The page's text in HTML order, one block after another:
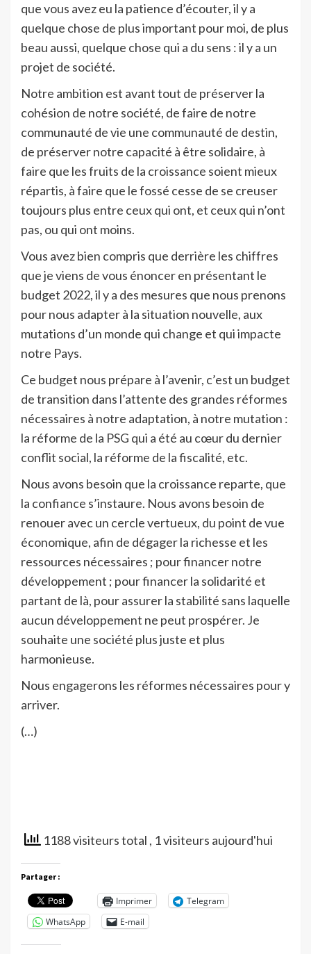
que vous avez eu la patience d’écouter, il y a
quelque chose de plus important pour moi, de plus
beau aussi, quelque chose qui a du sens : il y a un
projet de société.
Notre ambition est avant tout de préserver la
cohésion de notre société, de faire de notre
communauté de vie une communauté de destin,
de préserver notre capacité à être solidaire, à
faire que les fruits de la croissance soient mieux
répartis, à faire que le fossé cesse de se creuser
toujours plus entre ceux qui ont, et ceux qui n’ont
pas, ou qui ont moins.
Vous avez bien compris que derrière les chiffres
que je viens de vous énoncer en présentant le
budget 2022, il y a des mesures que nous prenons
pour nous adapter à la situation nouvelle, aux
mutations d’un monde qui change et qui impacte
notre Pays.
Ce budget nous prépare à l’avenir, c’est un budget
de transition dans l’attente des grandes réformes
nécessaires à notre adaptation, à notre mutation :
la réforme de la PSG qui a été au cœur du dernier
conflit social, la réforme de la fiscalité, etc.
Nous avons besoin que la croissance reparte, que
la confiance s’instaure. Nous avons besoin de
renouer avec un cercle vertueux, du point de vue
économique, afin de dégager la richesse et les
ressources nécessaires ; pour financer notre
développement ; pour financer la solidarité et
partant de là, pour assurer la stabilité sans laquelle
aucun développement ne peut prospérer. Je
souhaite une société plus juste et plus
harmonieuse.
Nous engagerons les réformes nécessaires pour y
arriver.
(…)
1188 visiteurs total , 1 visiteurs aujourd'hui
Partager :
Imprimer
Telegram
WhatsApp
E-mail